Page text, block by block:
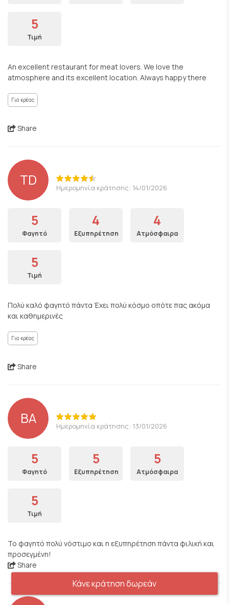
5
Τιμή
An excellent restaurant for meat lovers. We love the
atmosphere and its excellent location. Always happy there
Για κρέας
Share
TD Ημερομηνία κράτησης: 14/01/2026
5
Φαγητό
4
Εξυπηρέτηση
4
Ατμόσφαιρα
5
Τιμή
Πολύ καλό φαγητό πάντα Έχει πολύ κόσμο οπότε πας ακόμα
και καθημερινές
Για κρέας
Share
BA Ημερομηνία κράτησης: 13/01/2026
5
Φαγητό
5
Εξυπηρέτηση
5
Ατμόσφαιρα
5
Τιμή
Το φαγητό πολύ νόστιμο και η εξυπηρέτηση πάντα φιλική και
προσεγμένη!
Share
Κάνε κράτηση δωρεάν